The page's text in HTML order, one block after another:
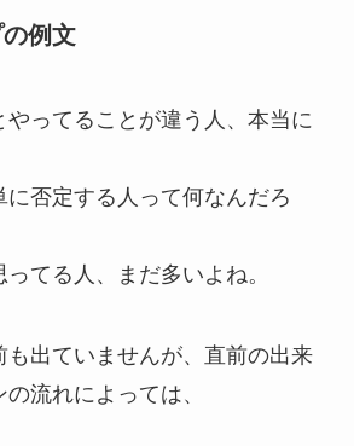
例文
やってることが違う人、本当に
に否定する人って何なんだろ
ってる人、まだ多いよね。
も出ていませんが、直前の出来
流れによっては、